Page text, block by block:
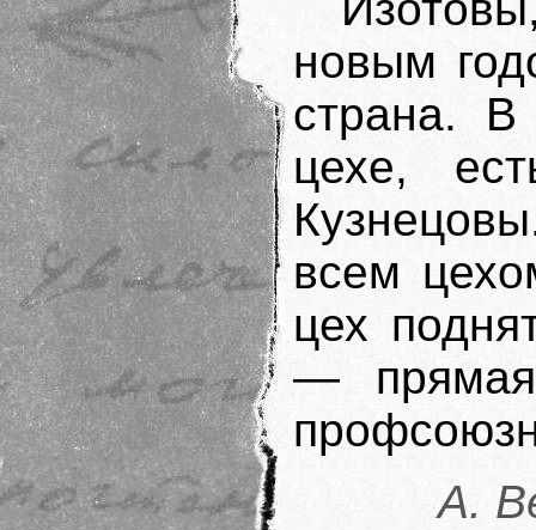
новым
страна.
цехе,
всем
цех
— прямая
А.